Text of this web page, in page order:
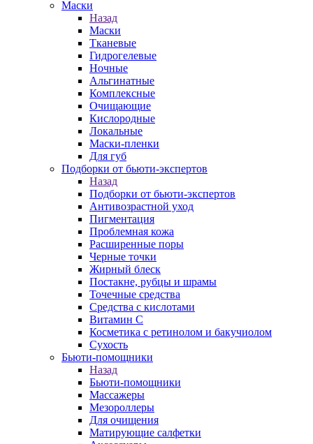
Маски
Назад
Маски
Тканевые
Гидрогелевые
Ночные
Альгинатные
Комплексные
Очищающие
Кислородные
Локальные
Маски-пленки
Для губ
Подборки от бьюти-экспертов
Назад
Подборки от бьюти-экспертов
Антивозрастной уход
Пигментация
Проблемная кожа
Расширенные поры
Черные точки
Жирный блеск
Постакне, рубцы и шрамы
Точечные средства
Средства с кислотами
Витамин С
Косметика с ретинолом и бакучиолом
Сухость
Бьюти-помощники
Назад
Бьюти-помощники
Массажеры
Мезороллеры
Для очищения
Матирующие салфетки